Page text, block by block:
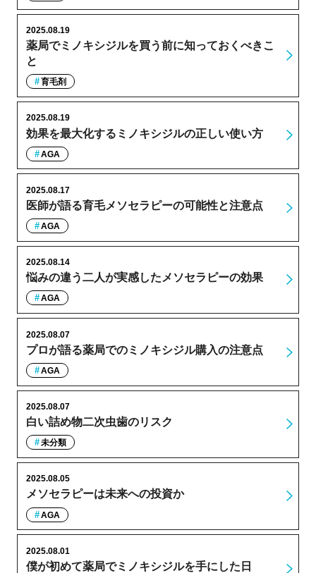
薬局でミノキシジルを買う前に知っておくべきこ
と
2025.08.19
育毛剤
効果を最大化するミノキシジルの正しい使い方
2025.08.19
AGA
医師が語る育毛メソセラピーの可能性と注意点
2025.08.17
AGA
悩みの違う二人が実感したメソセラピーの効果
2025.08.14
AGA
プロが語る薬局でのミノキシジル購入の注意点
2025.08.07
AGA
白い詰め物二次虫歯のリスク
2025.08.07
未分類
メソセラピーは未来への投資か
2025.08.05
AGA
僕が初めて薬局でミノキシジルを手にした日
2025.08.01